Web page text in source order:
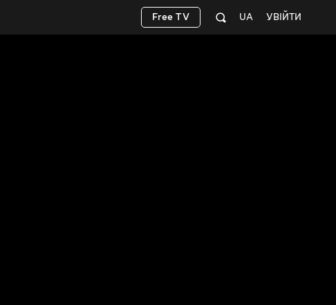
УВІЙТИ
UA
Free TV